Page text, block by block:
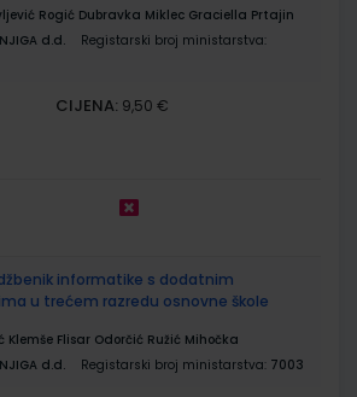
Rogić Dubravka Miklec Graciella Prtajin
d.d.
Registarski broj ministarstva:
CIJENA: 9,50 €
informatike s dodatnim
u trećem razredu osnovne škole
Klemše Flisar Odorčić Ružić Mihočka
d.d. Registarski broj ministarstva: 7003